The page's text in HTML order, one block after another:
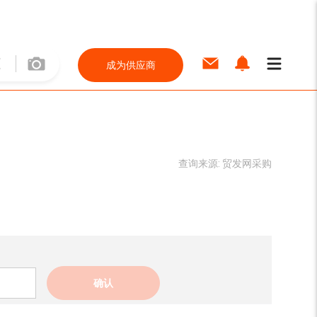
成为供应商
查询来源: 贸发网采购
确认